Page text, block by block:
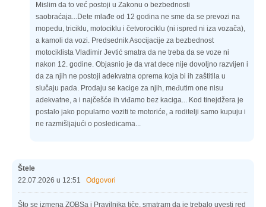
Mislim da to već postoji u Zakonu o bezbednosti
saobraćaja...Dete mlađe od 12 godina ne sme da se prevozi na
mopedu, triciklu, motociklu i četvorociklu (ni ispred ni iza vozača),
a kamoli da vozi. Predsednik Asocijacije za bezbednost
motociklista Vladimir Jevtić smatra da ne treba da se voze ni
nakon 12. godine. Objasnio je da vrat dece nije dovoljno razvijen i
da za njih ne postoji adekvatna oprema koja bi ih zaštitila u
slučaju pada. Prodaju se kacige za njih, međutim one nisu
adekvatne, a i najčešće ih viđamo bez kaciga... Kod tinejdžera je
postalo jako popularno voziti te motoriće, a roditelji samo kupuju i
ne razmišljajući o posledicama...
Štele
22.07.2026 u 12:51 Odgovori
Što se izmena ZOBSa i Pravilnika tiče, smatram da je trebalo uvesti red